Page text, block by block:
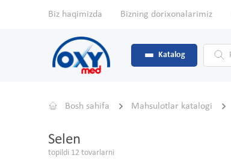
Biz haqimizda Bizning dorixonalarimiz
Katalog
Bosh sahifa Mahsulotlar katalogi
Selen
topildi 12 tovarlarni